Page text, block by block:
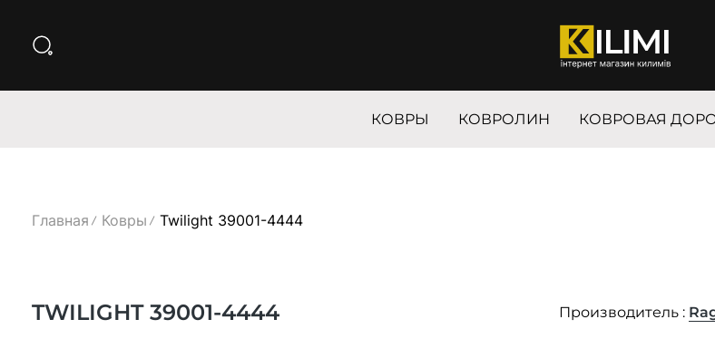
КОВРЫ КОВРОЛИН КОВРОВАЯ
Главная Ковры Twilight 39001-4444
TWILIGHT 39001-4444 Производитель :